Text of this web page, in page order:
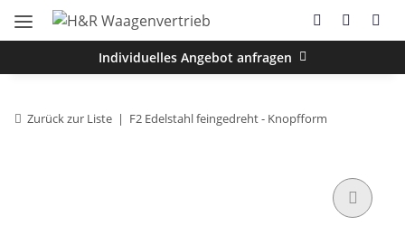
Individuelles Angebot anfragen
Zurück zur Liste F2 Edelstahl feingedreht - Knopfform